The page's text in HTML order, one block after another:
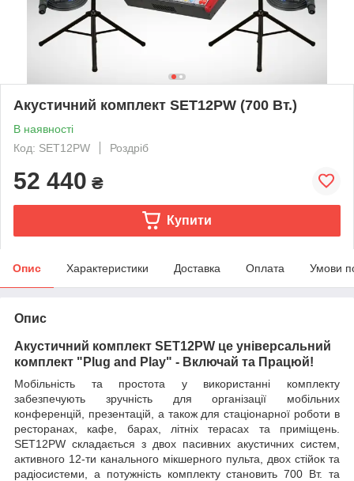
Акустичний комплект SET12PW (700 Вт.)
В наявності
Код: SET12PW
Роздріб
52 440 ₴
Купити
Опис Характеристики Доставка Оплата Умови
Опис
Акустичний комплект SET12PW це універсальний
комплект "Plug and Play" - Включай та Працюй!
Мобільність та простота у використанні комплекту
забезпечують зручність для організації мобільних
конференцій, презентацій, а також для стаціонарної роботи в
ресторанах, кафе, барах, літніх терасах та приміщень.
SET12PW складається з двох пасивних акустичних систем,
активного 12-ти канального мікшерного пульта, двох стійок та
радіосистеми, а потужність комплекту становить 700 Вт. та